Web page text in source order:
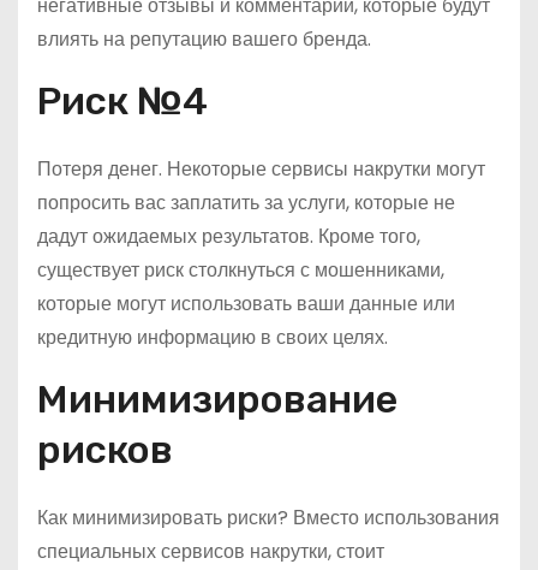
негативные отзывы и комментарии, которые будут
влиять на репутацию вашего бренда.
Риск №4
Потеря денег. Некоторые сервисы накрутки могут
попросить вас заплатить за услуги, которые не
дадут ожидаемых результатов. Кроме того,
существует риск столкнуться с мошенниками,
которые могут использовать ваши данные или
кредитную информацию в своих целях.
Минимизирование
рисков
Как минимизировать риски? Вместо использования
специальных сервисов накрутки, стоит